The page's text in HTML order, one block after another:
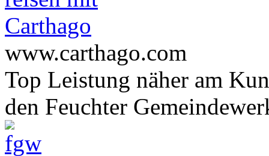
www.carthago.com
Top Leistung näher am
den Feuchter